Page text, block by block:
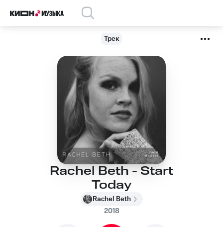
Трек
Rachel Beth - Start
Today
Rachel Beth
2018